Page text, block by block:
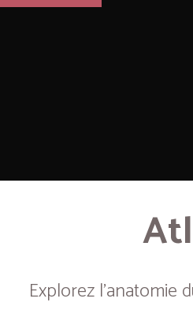
Explorez